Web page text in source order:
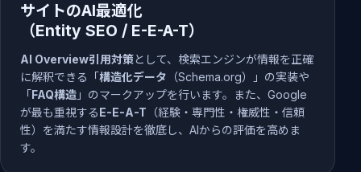
サイトのAI最適化
（Entity SEO / E-E-A-T）
AI Overview引用対策として、検索エンジンが情報を正確
に解釈できる「構造化データ （Schema.org）」の実装や
「FAQ構造 」のマークアップを行います。また、Google
が最も重視するE-E-A-T （経験・専門性・権威性・信頼
性）を満たす情報設計を徹底し、AIからの評価を高めま
す。